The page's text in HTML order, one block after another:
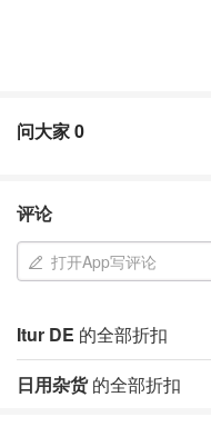
问大家0
评论
打开App写评论
Itur DE 的全部折扣
日用杂货的全部折扣